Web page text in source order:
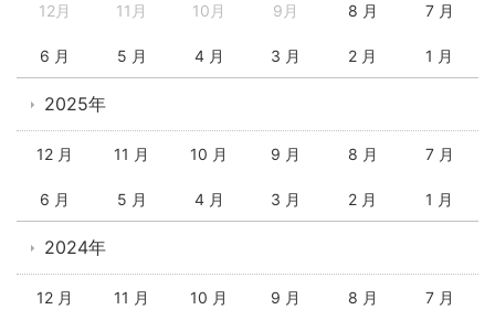
12月 11月 10月 9月 8 月 7 月
6 月 5 月 4 月 3 月 2 月 1 月
2025年
12 月 11 月 10 月 9 月 8 月 7 月
6 月 5 月 4 月 3 月 2 月 1 月
2024年
12 月 11 月 10 月 9 月 8 月 7 月